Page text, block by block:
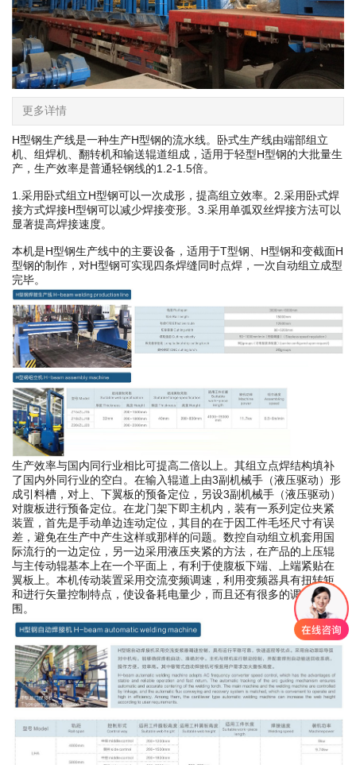
更多详情
H型钢生产线是一种生产H型钢的流水线。卧式生产线由端部组立
机、组焊机、翻转机和输送辊道组成，适用于轻型H型钢的大批量生
产，生产效率是普通轻钢线的1.2-1.5倍。
1.采用卧式组立H型钢可以一次成形，提高组立效率。2.采用卧式焊
接方式焊接H型钢可以减少焊接变形。3.采用单弧双丝焊接方法可以
显著提高焊接速度。
本机是H型钢生产线中的主要设备，适用于T型钢、H型钢和变截面H
型钢的制作，对H型钢可实现四条焊缝同时点焊，一次自动组立成型
完毕。
生产效率与国内同行业相比可提高二倍以上。其组立点焊结构填补
了国内外同行业的空白。在输入辊道上由3副机械手（液压驱动）形
成引料槽，对上、下翼板的预备定位，另设3副机械手（液压驱动）
对腹板进行预备定位。在龙门架下即主机内，装有一系列定位夹紧
装置，首先是手动单边连动定位，其目的在于因工件毛坯尺寸有误
差，避免在生产中产生这样或那样的问题。数控自动组立机套用国
际流行的一边定位，另一边采用液压夹紧的方法，在产品的上压辊
与主传动辊基本上在一个平面上，有利于使腹板下端、上端紧贴在
翼板上。本机传动装置采用交流变频调速，利用变频器具有扭转矩
和进行矢量控制特点，使设备耗电量少，而且还有很多的调速范
围。